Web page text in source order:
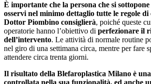
È importante che la persona che si
osservi nel minimo dettaglio tutte le regole di
Dottor Piombino consiglierà, poiché queste
operatorie hanno l’obiettivo di perfezionare il
dell’intervento. Le attività di normale routine
nel giro di una settimana circa, mentre per fare
attendere circa trenta giorni.
Il risultato della Blefaroplastica Milano è